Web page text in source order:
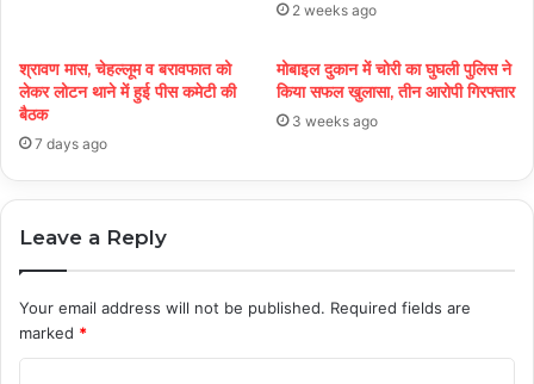
2 weeks ago
श्रावण मास, चेहल्लूम व बरावफात को
लेकर लोटन थाने में हुई पीस कमेटी की
बैठक
7 days ago
मोबाइल दुकान में चोरी का घुघली पुलिस ने
किया सफल खुलासा, तीन आरोपी गिरफ्तार
3 weeks ago
Leave a Reply
Your email address will not be published. Required fields are
marked *